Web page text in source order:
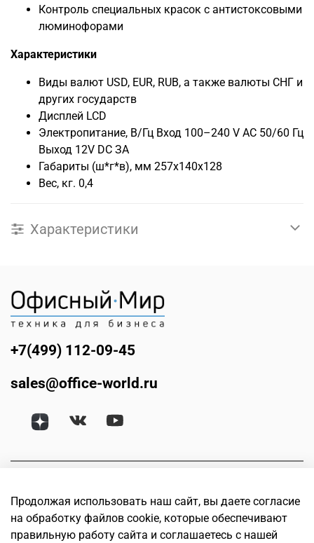
Контроль специальных красок с антистоксовыми
люминофорами
Характеристики
Виды валют USD, EUR, RUB, а также валюты СНГ и
других государств
Дисплей LCD
Электропитание, В/Гц Вход 100–240 V АС 50/60 Гц
Выход 12V DC ЗА
Габариты (ш*г*в), мм 257x140x128
Вес, кг. 0,4
Характеристики
+7(499) 112-09-45
sales@office-world.ru
Продолжая использовать наш сайт, вы даете согласие
на обработку файлов cookie, которые обеспечивают
правильную работу сайта и соглашаетесь с нашей